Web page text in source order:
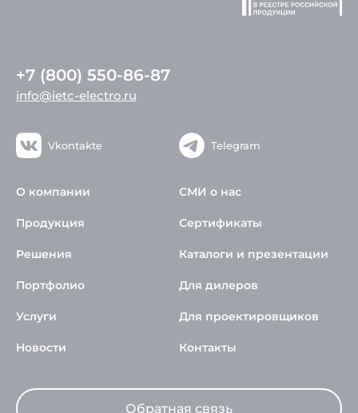
+7 (800) 550-86-87
info@ietc-electro.ru
Vkontakte Telegram
О компании
Продукция
Решения
Портфолио
Услуги
Новости
СМИ о нас
Сертификаты
Каталоги и презентации
Для дилеров
Для проектировщиков
Контакты
Обратная связь